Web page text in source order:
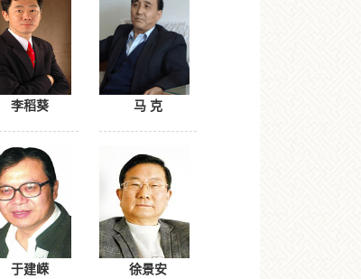
李稻葵 马 克
于建嵘 徐景安